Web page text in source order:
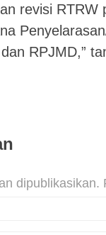
revisi RTRW
RPJMD,”
dipublikasikan.